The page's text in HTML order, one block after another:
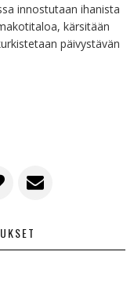
innostutaan ihanista
kärsitään
päivystävän